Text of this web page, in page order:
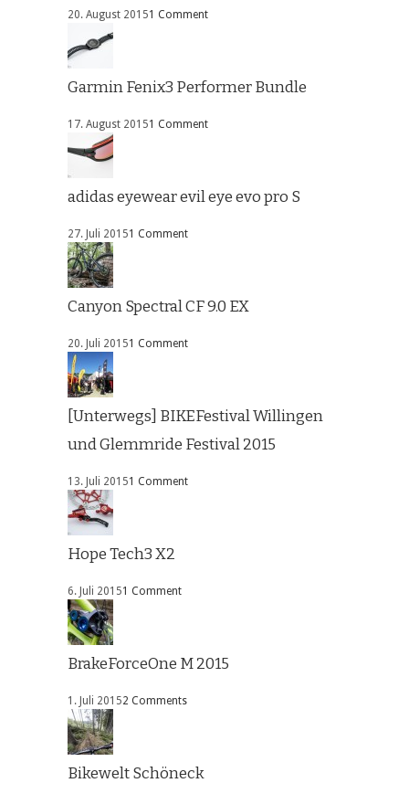
20. August 20151 Comment
Garmin Fenix3 Performer Bundle
17. August 20151 Comment
adidas eyewear evil eye evo pro S
27. Juli 20151 Comment
Canyon Spectral CF 9.0 EX
20. Juli 20151 Comment
[Unterwegs] BIKEFestival Willingen
und Glemmride Festival 2015
13. Juli 20151 Comment
Hope Tech3 X2
6. Juli 20151 Comment
BrakeForceOne M 2015
1. Juli 20152 Comments
Bikewelt Schöneck